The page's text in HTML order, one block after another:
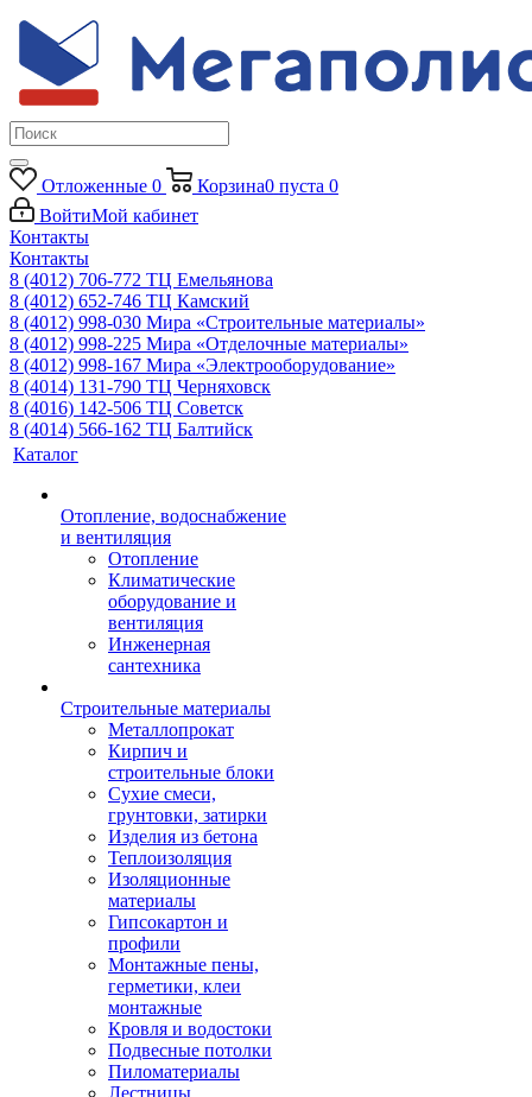
Отложенные 0 Корзина0 пуста 0
ВойтиМой кабинет
Контакты
Контакты
8 (4012) 706-772 ТЦ Емельянова
8 (4012) 652-746 ТЦ Камский
8 (4012) 998-030 Мира «Строительные материалы»
8 (4012) 998-225 Мира «Отделочные материалы»
8 (4012) 998-167 Мира «Электрооборудование»
8 (4014) 131-790 ТЦ Черняховск
8 (4016) 142-506 ТЦ Советск
8 (4014) 566-162 ТЦ Балтийск
Каталог
Отопление, водоснабжение
и вентиляция
Отопление
Климатические
оборудование и
вентиляция
Инженерная
сантехника
Строительные материалы
Металлопрокат
Кирпич и
строительные блоки
Сухие смеси,
грунтовки, затирки
Изделия из бетона
Теплоизоляция
Изоляционные
материалы
Гипсокартон и
профили
Монтажные пены,
герметики, клеи
монтажные
Кровля и водостоки
Подвесные потолки
Пиломатериалы
Лестницы